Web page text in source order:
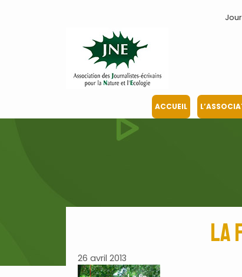
ACCUEIL
La
26 avril 2013